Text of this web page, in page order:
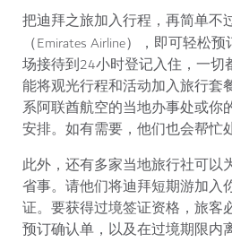
把迪拜之旅加入行程，再简单不
（Emirates Airline），即可轻松预
场接待到24小时登记入住，一切
能将观光行程和活动加入旅行套
系阿联酋航空的当地办事处或你
安排。如有需要，他们也会帮忙
此外，还有多家当地旅行社可以
省事。请他们将迪拜短期游加入
证。要获得过境签证资格，旅客
预订确认单，以及在过境期限内